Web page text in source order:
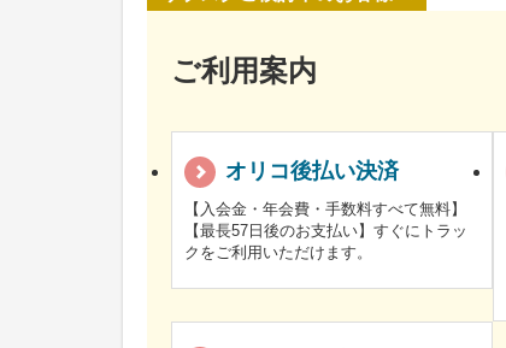
ご利用案内
オリコ後払い決済
【入会金・年会費・手数料すべて無料】
【最長57日後のお支払い】すぐにトラッ
クをご利用いただけます。